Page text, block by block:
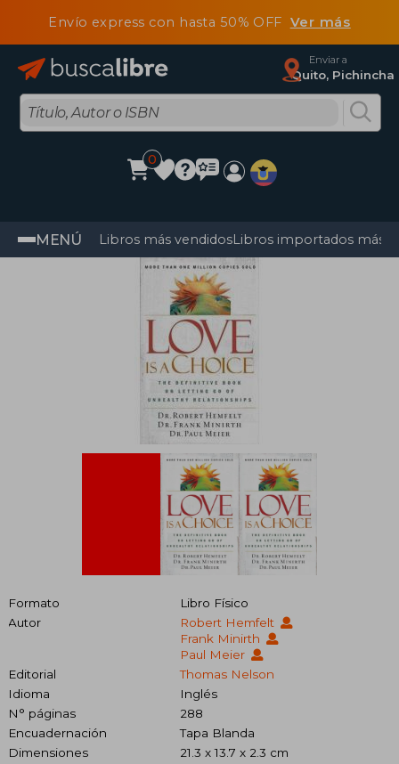
Envío express con hasta 50% OFF Ver más
Enviar a
Quito, Pichincha
0
MENÚ Libros más vendidosLibros importados más
Formato
Libro Físico
Autor
Robert Hemfelt
Frank Minirth
Paul Meier
Editorial
Thomas Nelson
Idioma
Inglés
N° páginas
288
Encuadernación
Tapa Blanda
Dimensiones
21.3 x 13.7 x 2.3 cm